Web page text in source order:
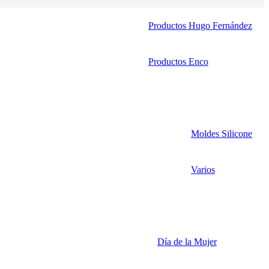
Productos Hugo Fernández
Productos Enco
Moldes Silicone
Varios
Día de la Mujer